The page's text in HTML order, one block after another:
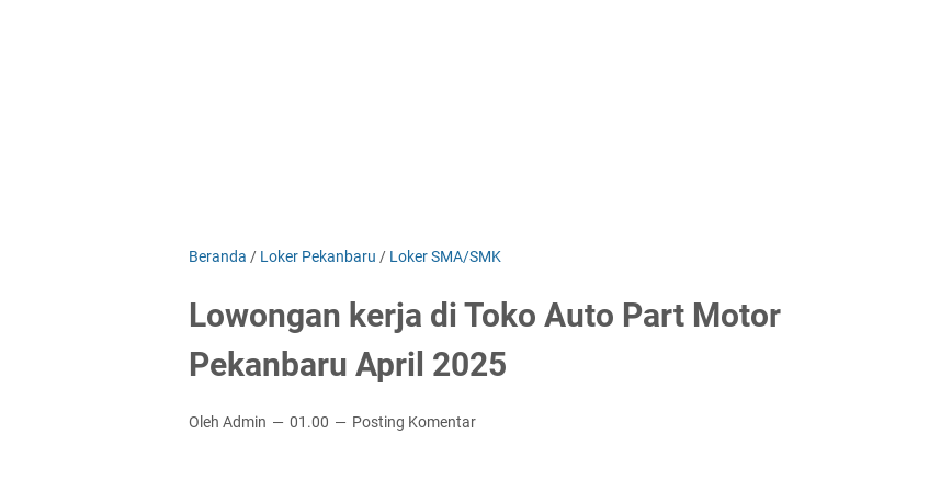
Beranda / Loker Pekanbaru / Loker SMA/SMK
Lowongan kerja di Toko Auto Part Motor
Pekanbaru April 2025
Oleh Admin 01.00 Posting Komentar